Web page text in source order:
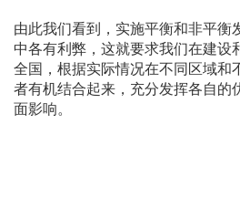
由此我们看到，实施平衡和非平衡
中各有利弊，这就要求我们在建设
全国，根据实际情况在不同区域和
者有机结合起来，充分发挥各自的
面影响。